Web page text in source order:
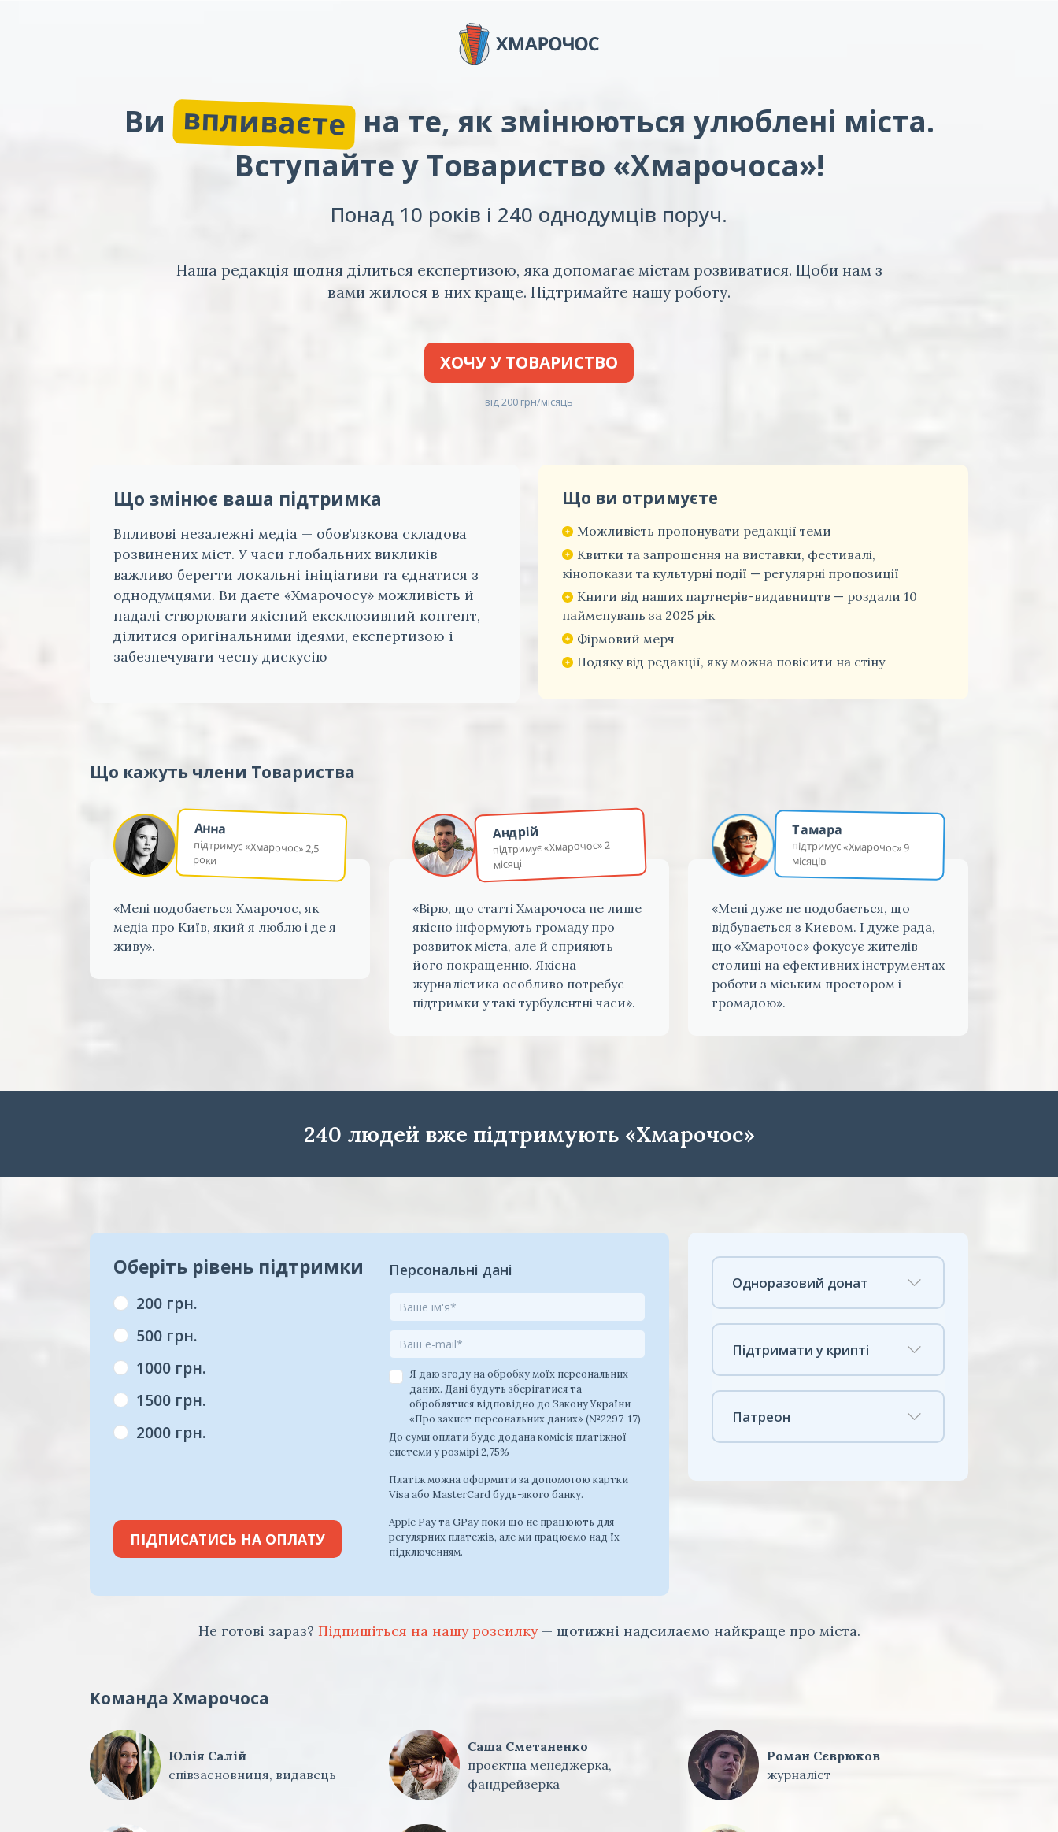
Ви впливаєте на те, як змінюються улюблені міста.
Вступайте у Товариство «Хмарочоса»!
Понад 10 років і 240 однодумців поруч.
Наша редакція щодня ділиться експертизою, яка допомагає містам розвиватися. Щоби нам з
вами жилося в них краще. Підтримайте нашу роботу.
ХОЧУ У ТОВАРИСТВО
від 200 грн/місяць
Що змінює ваша підтримка
Впливові незалежні медіа — обов'язкова складова
розвинених міст. У часи глобальних викликів
важливо берегти локальні ініціативи та єднатися з
однодумцями. Ви даєте «Хмарочосу» можливість й
надалі створювати якісний ексклюзивний контент,
ділитися оригінальними ідеями, експертизою і
забезпечувати чесну дискусію
Що ви отримуєте
Можливість пропонувати редакції теми
Квитки та запрошення на виставки, фестивалі,
кінопокази та культурні події — регулярні пропозиції
Книги від наших партнерів-видавництв — роздали 10
найменувань за 2025 рік
Фірмовий мерч
Подяку від редакції, яку можна повісити на стіну
Що кажуть члени Товариства
Анна
підтримує «Хмарочос» 2,5
роки
«Мені подобається Хмарочос, як
медіа про Київ, який я люблю і де я
живу».
Андрій
підтримує «Хмарочос» 2
місяці
«Вірю, що статті Хмарочоса не лише
якісно інформують громаду про
розвиток міста, але й сприяють
його покращенню. Якісна
журналістика особливо потребує
підтримки у такі турбулентні часи».
Тамара
підтримує «Хмарочос» 9
місяців
«Мені дуже не подобається, що
відбувається з Києвом. І дуже рада,
що «Хмарочос» фокусує жителів
столиці на ефективних інструментах
роботи з міським простором і
громадою».
240 людей вже підтримують «Хмарочос»
Оберіть рівень підтримки
200 грн.
500 грн.
1000 грн.
1500 грн.
2000 грн.
Персональні дані
Я даю згоду на обробку моїх персональних
даних. Дані будуть зберігатися та
оброблятися відповідно до Закону України
«Про захист персональних даних» (№2297-17)
До суми оплати буде додана комісія платіжної
системи у розмірі 2,75%
Платіж можна оформити за допомогою картки
Visa або MasterCard будь-якого банку.
Apple Pay та GPay поки що не працюють для
регулярних платежів, але ми працюємо над їх
підключенням.
ПІДПИСАТИСЬ НА ОПЛАТУ
Одноразовий донат
Підтримати у крипті
Патреон
Не готові зараз? Підпишіться на нашу розсилку— щотижні надсилаємо найкраще про міста.
Команда Хмарочоса
Юлія Салій
співзасновниця, видавець
Саша Сметаненко
проєктна менеджерка,
фандрейзерка
Роман Сєврюков
журналіст